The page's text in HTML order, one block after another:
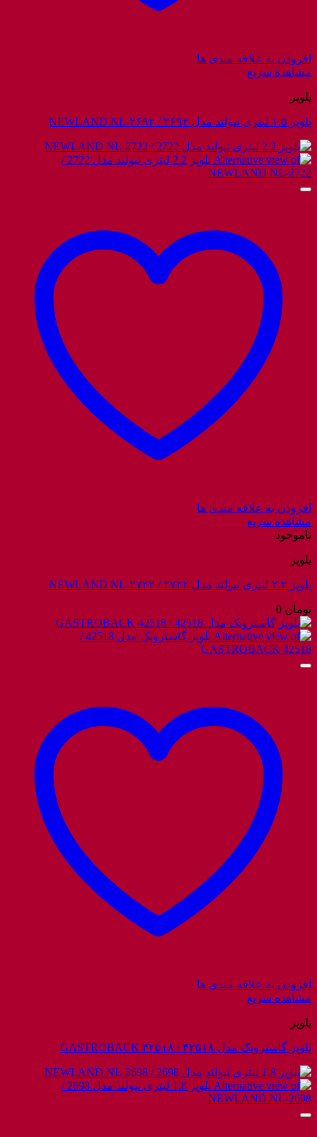
افزودن به علاقه مندی ها
مشاهده سریع
پلوپز
پلوپز ۱.۵ لیتری نیولند مدل ۲۶۹۲ / NEWLAND NL-۲۶۹۲
افزودن به علاقه مندی ها
مشاهده سریع
ناموجود
پلوپز
پلوپز ۲.۲ لیتری نیولند مدل ۲۷۲۲ / NEWLAND NL-۲۷۲۲
تومان
افزودن به علاقه مندی ها
مشاهده سریع
پلوپز
پلوپز گاستروبک مدل ۴۲۵۱۸ / GASTROBACK ۴۲۵۱۸